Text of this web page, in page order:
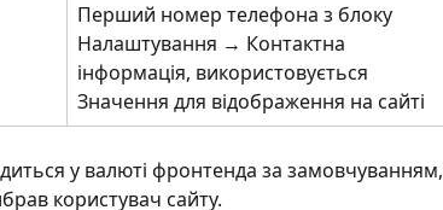
Перший номер телефона з блоку
Налаштування → Контактна
інформація, використовується
Значення для відображення на сайті
у валюті фронтенда за замовчуванням,
користувач сайту.